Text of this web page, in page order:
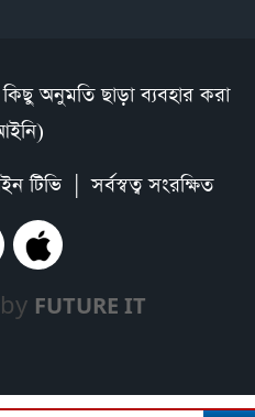
অনুমতি ছাড়া ব্যবহার করা
টিভি| সর্বস্বত্ব সংরক্ষিত
FUTURE IT